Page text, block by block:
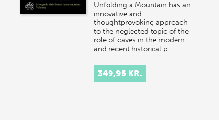
Unfolding a Mountain has an
innovative and
thoughtprovoking approach
to the neglected topic of the
role of caves in the modern
and recent historical p…
349,95 KR.